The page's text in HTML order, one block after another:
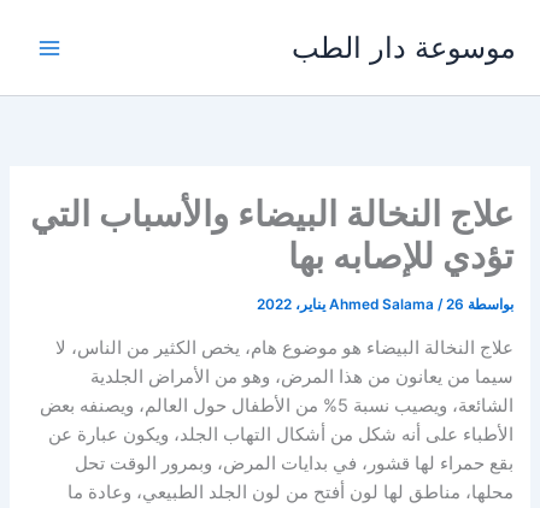
المحتوى
موسوعة دار الطب
علاج النخالة البيضاء والأسباب التي
تؤدي للإصابه بها
بواسطة Ahmed Salama /26 يناير، 2022
علاج النخالة البيضاء هو موضوع هام، يخص الكثير من الناس، لا
سيما من يعانون من هذا المرض، وهو من الأمراض الجلدية
الشائعة، ويصيب نسبة 5% من الأطفال حول العالم، ويصنفه بعض
الأطباء على أنه شكل من أشكال التهاب الجلد، ويكون عبارة عن
بقع حمراء لها قشور، في بدايات المرض، وبمرور الوقت تحل
محلها، مناطق لها لون أفتح من لون الجلد الطبيعي، وعادة ما